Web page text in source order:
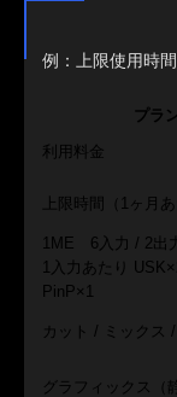
例：上限使用時
プラ
利用料金
上限時間（1ヶ月
1ME 6入力 / 2出
1入力あたり
PinP×1
カット / ミックス
グラフィックス（